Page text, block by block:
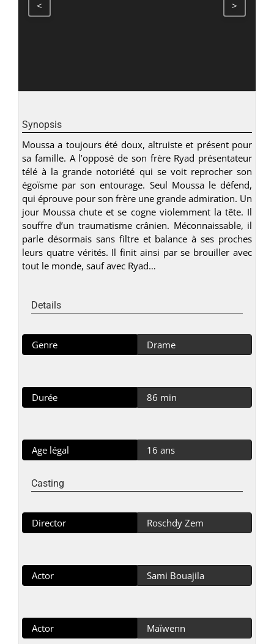
< >
Synopsis
Moussa a toujours été doux, altruiste et présent pour
sa famille. A l’opposé de son frère Ryad présentateur
télé à la grande notoriété qui se voit reprocher son
égoïsme par son entourage. Seul Moussa le défend,
qui éprouve pour son frère une grande admiration. Un
jour Moussa chute et se cogne violemment la tête. Il
souffre d’un traumatisme crânien. Méconnaissable, il
parle désormais sans filtre et balance à ses proches
leurs quatre vérités. Il finit ainsi par se brouiller avec
tout le monde, sauf avec Ryad…
Details
Genre Drame
Durée 86 min
Age légal 16 ans
Casting
Director Roschdy Zem
Actor Sami Bouajila
Actor Maïwenn